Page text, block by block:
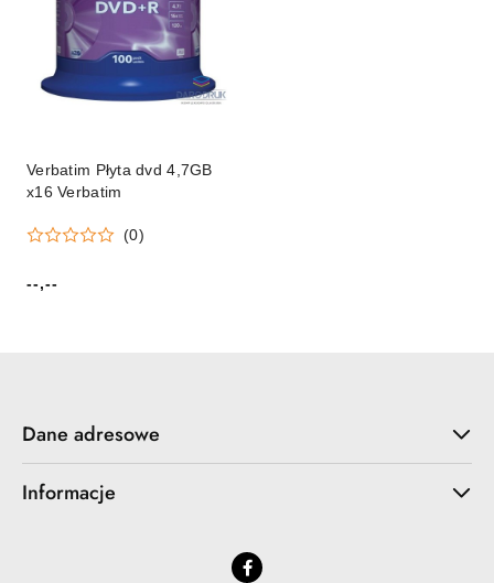
Verbatim Płyta dvd 4,7GB
x16 Verbatim
(0)
Cena:
--,--
Dane adresowe
Informacje